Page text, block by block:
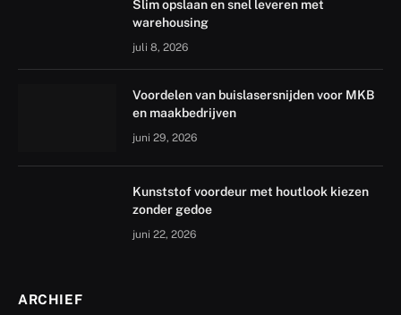
Slim opslaan en snel leveren met
warehousing
juli 8, 2026
Voordelen van buislasersnijden voor MKB
en maakbedrijven
juni 29, 2026
Kunststof voordeur met houtlook kiezen
zonder gedoe
juni 22, 2026
ARCHIEF